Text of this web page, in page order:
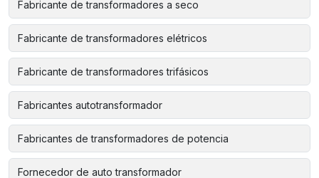
Fabricante de transformadores a seco
Fabricante de transformadores elétricos
Fabricante de transformadores trifásicos
Fabricantes autotransformador
Fabricantes de transformadores de potencia
Fornecedor de auto transformador